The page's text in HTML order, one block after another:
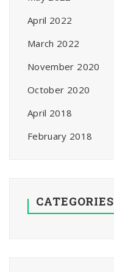
April 2022
March 2022
November 2020
October 2020
April 2018
February 2018
CATEGORIES